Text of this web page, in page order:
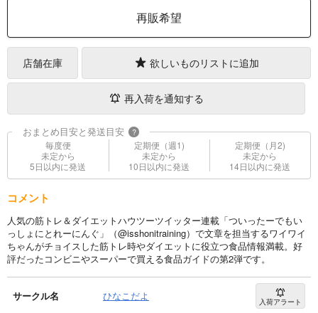
再販希望
店舗在庫 欲しいものリストに追加
再入荷を通知する
おまとめ目安と発送目安 ?
毎度便
未定から
5日以内に発送
定期便（週1)
未定から
10日以内に発送
定期便（月2)
未定から
14日以内に発送
コメント
人気の筋トレ＆ダイエットハウツーツイッター連載「ついったーでもい
っしょにとれーにんぐ」（@isshonitraining）で文章を担当するワイワイ
ちゃんがチョイスした筋トレ時やダイエットに役立つ食品情報満載。好
評だったコンビニやスーパーで買える食品ガイドの第2弾です。
サークル名 ひなこだよ 入荷アラート